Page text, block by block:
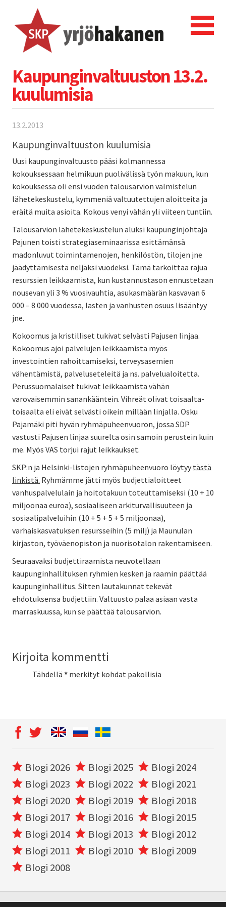
Kaupunginvaltuuston 13.2.
kuulumisia
13.2.2013
Kaupunginvaltuuston kuulumisia
Uusi kaupunginvaltuusto pääsi kolmannessa
kokouksessaan helmikuun puolivälissä työn makuun, kun
kokouksessa oli ensi vuoden talousarvion valmistelun
lähetekeskustelu, kymmeniä valtuutettujen aloitteita ja
eräitä muita asioita. Kokous venyi vähän yli viiteen tuntiin.
Talousarvion lähetekeskustelun aluksi kaupunginjohtaja
Pajunen toisti strategiaseminaarissa esittämänsä
madonluvut toimintamenojen, henkilöstön, tilojen jne
jäädyttämisestä neljäksi vuodeksi. Tämä tarkoittaa rajua
resurssien leikkaamista, kun kustannustason ennustetaan
nousevan yli 3 % vuosivauhtia, asukasmäärän kasvavan 6
000 – 8 000 vuodessa, lasten ja vanhusten osuus lisääntyy
jne.
Kokoomus ja kristilliset tukivat selvästi Pajusen linjaa.
Kokoomus ajoi palvelujen leikkaamista myös
investointien rahoittamiseksi, terveysasemien
vähentämistä, palveluseteleitä ja ns. palvelualoitetta.
Perussuomalaiset tukivat leikkaamista vähän
varovaisemmin sanankääntein. Vihreät olivat toisaalta-
toisaalta eli eivät selvästi oikein millään linjalla. Osku
Pajamäki piti hyvän ryhmäpuheenvuoron, jossa SDP
vastusti Pajusen linjaa suurelta osin samoin perustein kuin
me. Myös VAS torjui rajut leikkaukset.
SKP:n ja Helsinki-listojen ryhmäpuheenvuoro löytyy tästä
linkistä. Ryhmämme jätti myös budjettialoitteet
vanhuspalvelulain ja hoitotakuun toteuttamiseksi (10 + 10
miljoonaa euroa), sosiaaliseen arkiturvallisuuteen ja
sosiaalipalveluihin (10 + 5 + 5 + 5 miljoonaa),
varhaiskasvatuksen resursseihin (5 milj) ja Maunulan
kirjaston, työväenopiston ja nuorisotalon rakentamiseen.
Seuraavaksi budjettiraamista neuvotellaan
kaupunginhallituksen ryhmien kesken ja raamin päättää
kaupunginhallitus. Sitten lautakunnat tekevät
ehdotuksensa budjettiin. Valtuusto palaa asiaan vasta
marraskuussa, kun se päättää talousarvion.
Kirjoita kommentti
Tähdellä * merkityt kohdat pakollisia
Blogi 2026 Blogi 2025
Blogi 2024
Blogi 2023
Blogi 2022
Blogi 2021
Blogi 2020
Blogi 2019
Blogi 2018
Blogi 2017
Blogi 2016
Blogi 2015
Blogi 2014
Blogi 2013
Blogi 2012
Blogi 2011
Blogi 2010
Blogi 2009
Blogi 2008